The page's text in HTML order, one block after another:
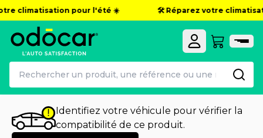
climatisation pour l'été ☀️ 🛠️ Réparez votre
Identifiez votre véhicule pour vérifier la
compatibilité de ce produit.